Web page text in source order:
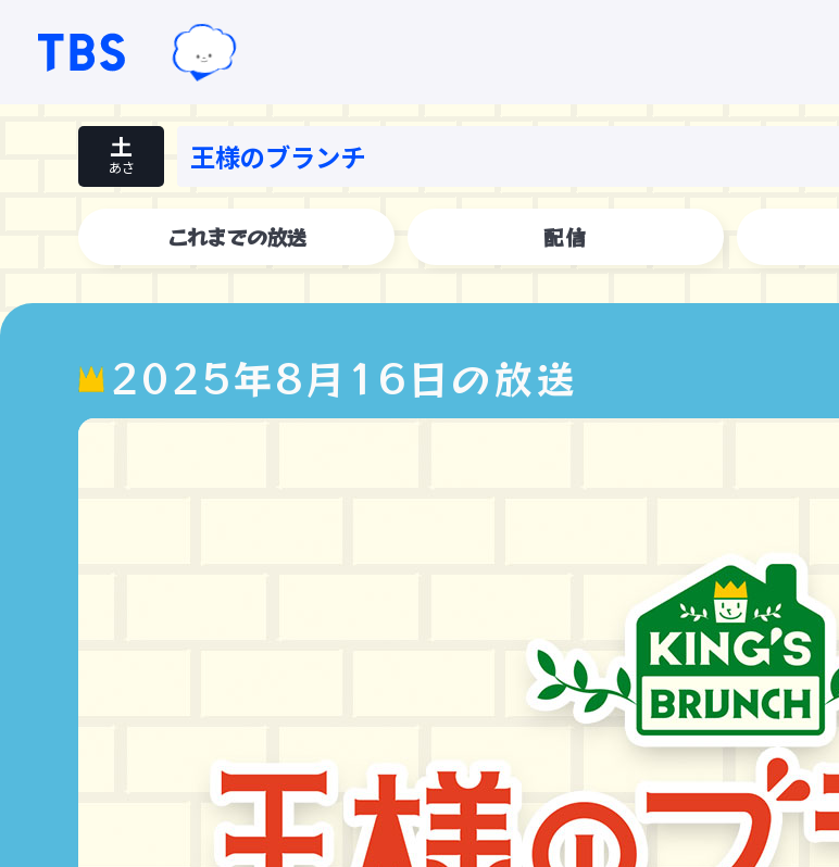
TBSテレビ｜ときめくときを。
土
あさ 王様のブランチ
これまでの放送 配信
2025年8月16日の放送